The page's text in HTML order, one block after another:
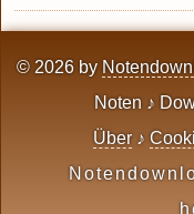
© 2026 by
Noten ♪
Über ♪